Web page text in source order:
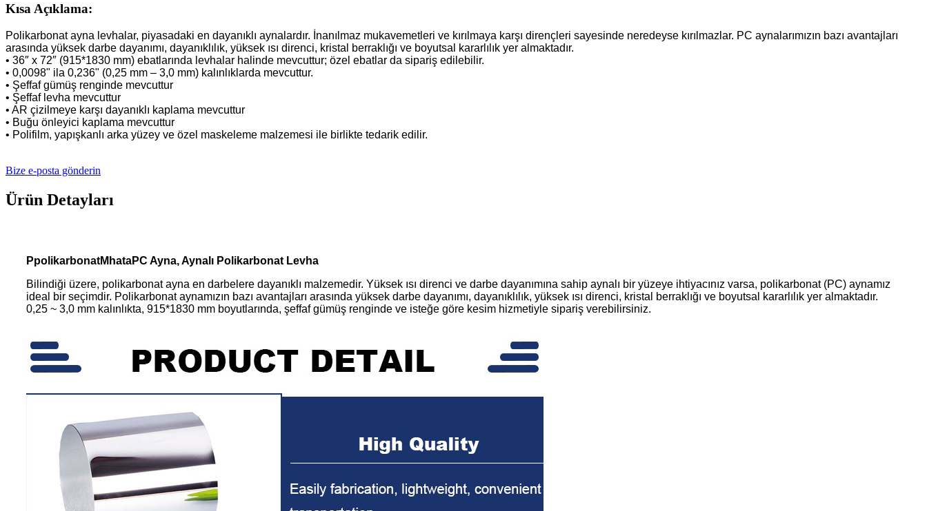
Kısa Açıklama:
Polikarbonat ayna levhalar, piyasadaki en dayanıklı aynalardır. İnanılmaz mukavemetleri ve kırılmaya karşı dirençleri sayesinde neredeyse kırılmazlar. PC aynalarımızın bazı avantajları
arasında yüksek darbe dayanımı, dayanıklılık, yüksek ısı direnci, kristal berraklığı ve boyutsal kararlılık yer almaktadır.
• 36″ x 72″ (915*1830 mm) ebatlarında levhalar halinde mevcuttur; özel ebatlar da sipariş edilebilir.
• 0,0098" ila 0,236" (0,25 mm – 3,0 mm) kalınlıklarda mevcuttur.
• Şeffaf gümüş renginde mevcuttur
• Şeffaf levha mevcuttur
• AR çizilmeye karşı dayanıklı kaplama mevcuttur
• Buğu önleyici kaplama mevcuttur
• Polifilm, yapışkanlı arka yüzey ve özel maskeleme malzemesi ile birlikte tedarik edilir.
Bize e-posta gönderin
Ürün Detayları
PpolikarbonatM hataPC Ayna, Aynalı Polikarbonat Levha
Bilindiği üzere, polikarbonat ayna en darbelere dayanıklı malzemedir. Yüksek ısı direnci ve darbe dayanımına sahip aynalı bir yüzeye ihtiyacınız varsa, polikarbonat (PC) aynamız
ideal bir seçimdir. Polikarbonat aynamızın bazı avantajları arasında yüksek darbe dayanımı, dayanıklılık, yüksek ısı direnci, kristal berraklığı ve boyutsal kararlılık yer almaktadır.
0,25 ~ 3,0 mm kalınlıkta, 915*1830 mm boyutlarında, şeffaf gümüş renginde ve isteğe göre kesim hizmetiyle sipariş verebilirsiniz.